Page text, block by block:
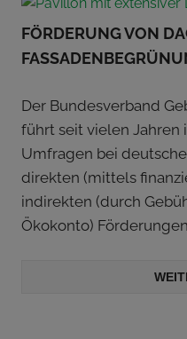
FÖRDERUNG VON
Der Bundesverband
führt seit vielen Jahren
Umfragen bei
direkten (mittels
indirekten (durch
Ökokonto)